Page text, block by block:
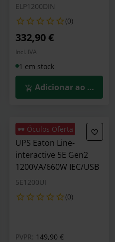
ELP1200DIN
(0)
332,90 €
Incl. IVA
1 em stock
Adicionar ao
🕶️ Óculos Oferta
UPS Eaton Line-
interactive 5E Gen2
1200VA/660W IEC/USB
5E1200UI
(0)
PVPR: Preço reduzido de
149,90 €para